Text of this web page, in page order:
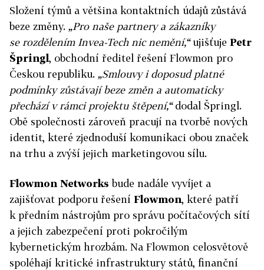
Složení týmů a většina kontaktních údajů zůstává
beze změny. „Pro naše partnery a zákazníky
se rozdělením Invea-Tech nic nemění,“ujišťuje Petr
Špringl, obchodní ředitel řešení Flowmon pro
Českou republiku. „Smlouvy i doposud platné
podmínky zůstávají beze změn a automaticky
přechází v rámci projektu štěpení,“dodal Špringl.
Obě společnosti zároveň pracují na tvorbě nových
identit, které zjednoduší komunikaci obou značek
na trhu a zvýší jejich marketingovou sílu.
Flowmon Networks bude nadále vyvíjet a
zajišťovat podporu řešení Flowmon, které patří
k předním nástrojům pro správu počítačových sítí
a jejich zabezpečení proti pokročilým
kybernetickým hrozbám. Na Flowmon celosvětově
spoléhají kritické infrastruktury států, finanční